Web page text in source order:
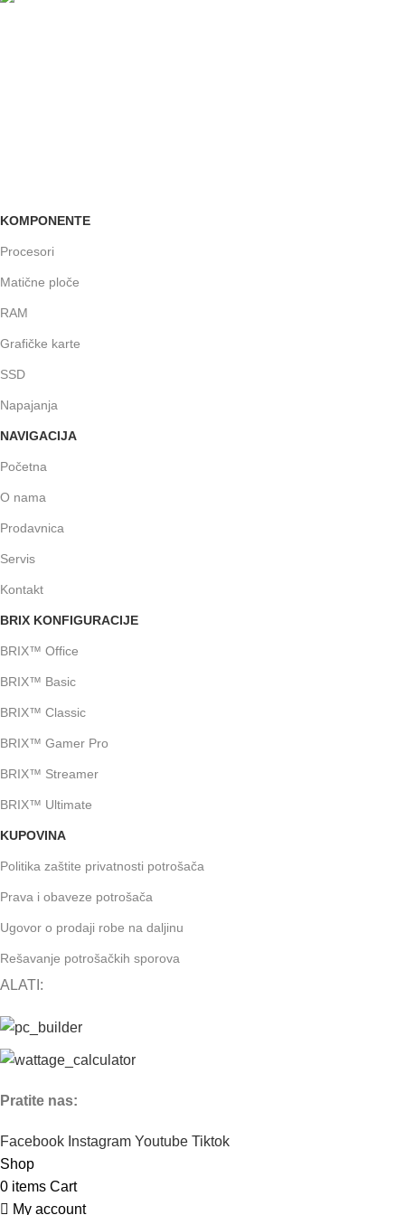
KOMPONENTE
Procesori
Matične ploče
RAM
Grafičke karte
SSD
Napajanja
NAVIGACIJA
Početna
O nama
Prodavnica
Servis
Kontakt
BRIX KONFIGURACIJE
BRIX™ Office
BRIX™ Basic
BRIX™ Classic
BRIX™ Gamer Pro
BRIX™ Streamer
BRIX™ Ultimate
KUPOVINA
Politika zaštite privatnosti potrošača
Prava i obaveze potrošača
Ugovor o prodaji robe na daljinu
Rešavanje potrošačkih sporova
ALATI:
Pratite nas:
Facebook Instagram Youtube Tiktok
Shop
0 items Cart
My account